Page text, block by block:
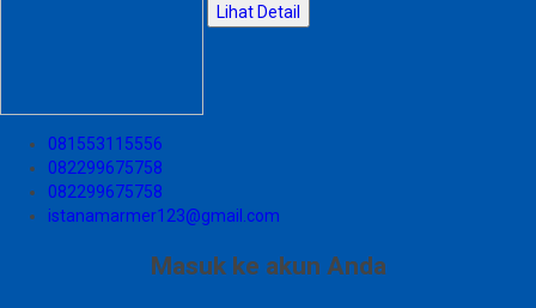
Lihat Detail
081553115556
082299675758
082299675758
istanamarmer123@gmail.com
Masuk ke akun Anda